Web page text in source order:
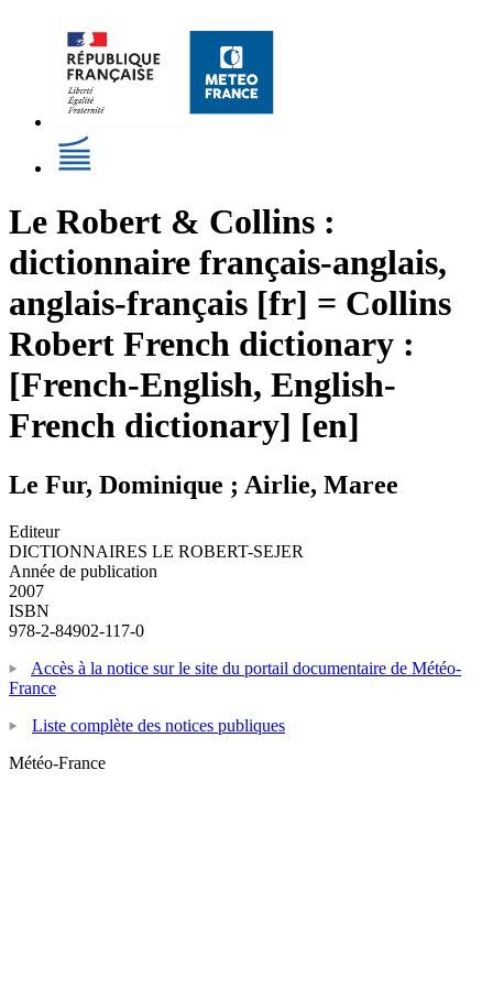
Le Robert & Collins :
dictionnaire français-anglais,
anglais-français [fr] = Collins
Robert French dictionary :
[French-English, English-
French dictionary] [en]
Le Fur, Dominique ; Airlie, Maree
Editeur
DICTIONNAIRES LE ROBERT-SEJER
Année de publication
2007
ISBN
978-2-84902-117-0
Accès à la notice sur le site du portail documentaire de Météo-
France
Liste complète des notices publiques
Météo-France